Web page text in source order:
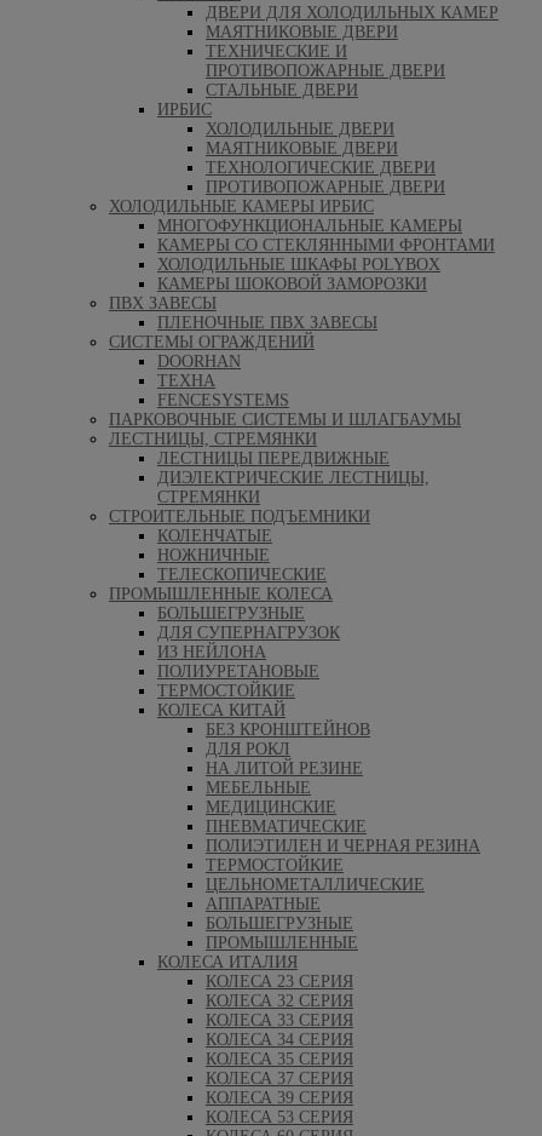
ДВЕРИ ДЛЯ ХОЛОДИЛЬНЫХ КАМЕР
МАЯТНИКОВЫЕ ДВЕРИ
ТЕХНИЧЕСКИЕ И
ПРОТИВОПОЖАРНЫЕ ДВЕРИ
СТАЛЬНЫЕ ДВЕРИ
ИРБИС
ХОЛОДИЛЬНЫЕ ДВЕРИ
МАЯТНИКОВЫЕ ДВЕРИ
ТЕХНОЛОГИЧЕСКИЕ ДВЕРИ
ПРОТИВОПОЖАРНЫЕ ДВЕРИ
ХОЛОДИЛЬНЫЕ КАМЕРЫ ИРБИС
МНОГОФУНКЦИОНАЛЬНЫЕ КАМЕРЫ
КАМЕРЫ СО СТЕКЛЯННЫМИ ФРОНТАМИ
ХОЛОДИЛЬНЫЕ ШКАФЫ POLYBOX
КАМЕРЫ ШОКОВОЙ ЗАМОРОЗКИ
ПВХ ЗАВЕСЫ
ПЛЕНОЧНЫЕ ПВХ ЗАВЕСЫ
СИСТЕМЫ ОГРАЖДЕНИЙ
DOORHAN
ТЕХНА
FENCESYSTEMS
ПАРКОВОЧНЫЕ СИСТЕМЫ И ШЛАГБАУМЫ
ЛЕСТНИЦЫ, СТРЕМЯНКИ
ЛЕСТНИЦЫ ПЕРЕДВИЖНЫЕ
ДИЭЛЕКТРИЧЕСКИЕ ЛЕСТНИЦЫ,
СТРЕМЯНКИ
СТРОИТЕЛЬНЫЕ ПОДЪЕМНИКИ
КОЛЕНЧАТЫЕ
НОЖНИЧНЫЕ
ТЕЛЕСКОПИЧЕСКИЕ
ПРОМЫШЛЕННЫЕ КОЛЕСА
БОЛЬШЕГРУЗНЫЕ
ДЛЯ СУПЕРНАГРУЗОК
ИЗ НЕЙЛОНА
ПОЛИУРЕТАНОВЫЕ
ТЕРМОСТОЙКИЕ
КОЛЕСА КИТАЙ
БЕЗ КРОНШТЕЙНОВ
ДЛЯ РОКЛ
НА ЛИТОЙ РЕЗИНЕ
МЕБЕЛЬНЫЕ
МЕДИЦИНСКИЕ
ПНЕВМАТИЧЕСКИЕ
ПОЛИЭТИЛЕН И ЧЕРНАЯ РЕЗИНА
ТЕРМОСТОЙКИЕ
ЦЕЛЬНОМЕТАЛЛИЧЕСКИЕ
АППАРАТНЫЕ
БОЛЬШЕГРУЗНЫЕ
ПРОМЫШЛЕННЫЕ
КОЛЕСА ИТАЛИЯ
КОЛЕСА 23 СЕРИЯ
КОЛЕСА 32 СЕРИЯ
КОЛЕСА 33 СЕРИЯ
КОЛЕСА 34 СЕРИЯ
КОЛЕСА 35 СЕРИЯ
КОЛЕСА 37 СЕРИЯ
КОЛЕСА 39 СЕРИЯ
КОЛЕСА 53 СЕРИЯ